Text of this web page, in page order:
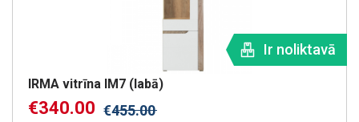
Ir noliktavā
IRMA vitrīna IM7 (labā)
€340.00 €455.00